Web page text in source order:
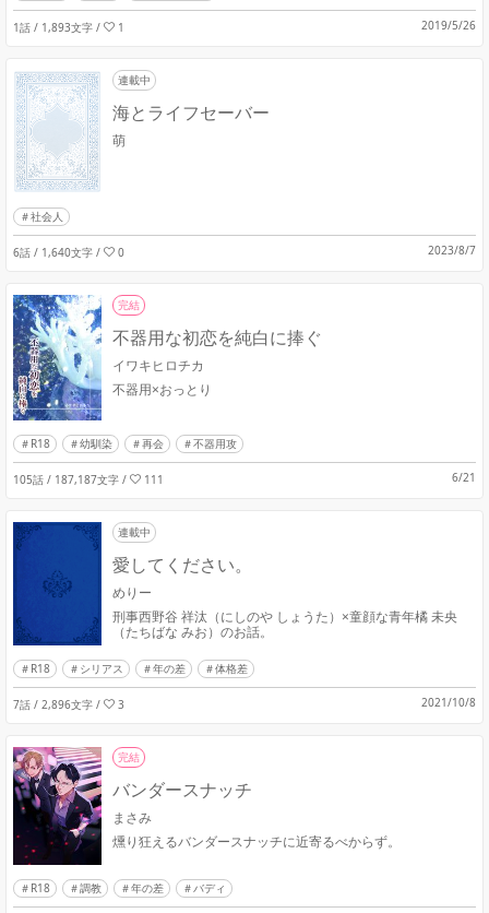
1話 / 1,893文字 / 1 2019/5/26
連載中
海とライフセーバー
萌
社会人
6話 / 1,640文字 / 0 2023/8/7
完結
不器用な初恋を純白に捧ぐ
イワキヒロチカ
不器用×おっとり
R18 幼馴染 再会 不器用攻
105話 / 187,187文字 / 111 6/21
連載中
愛してください。
めりー
刑事西野谷 祥汰（にしのや しょうた）×童顔な青年橘 未央
（たちばな みお）のお話。
R18 シリアス 年の差 体格差
7話 / 2,896文字 / 3 2021/10/8
完結
バンダースナッチ
まさみ
燻り狂えるバンダースナッチに近寄るべからず。
R18 調教 年の差 バディ